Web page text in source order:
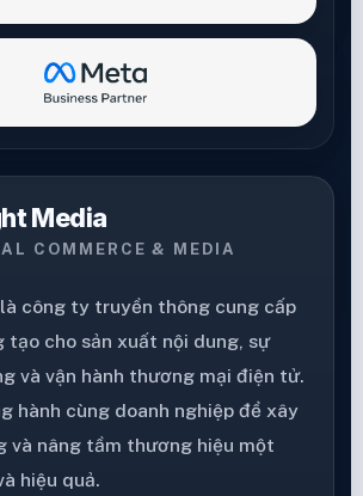
Media
COMMERCE & MEDIA
công ty truyền thông cung cấp
tạo cho sản xuất nội dung, sự
và vận hành thương mại điện tử.
hành cùng doanh nghiệp để xây
và nâng tầm thương hiệu một
hiệu quả.